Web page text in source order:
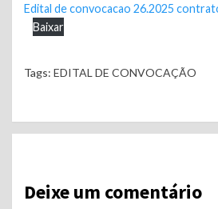
Edital de convocacao 26.2025
Baixar
Tags: EDITAL DE CONVOCAÇÃO
Continue
Reading
Deixe um comentário